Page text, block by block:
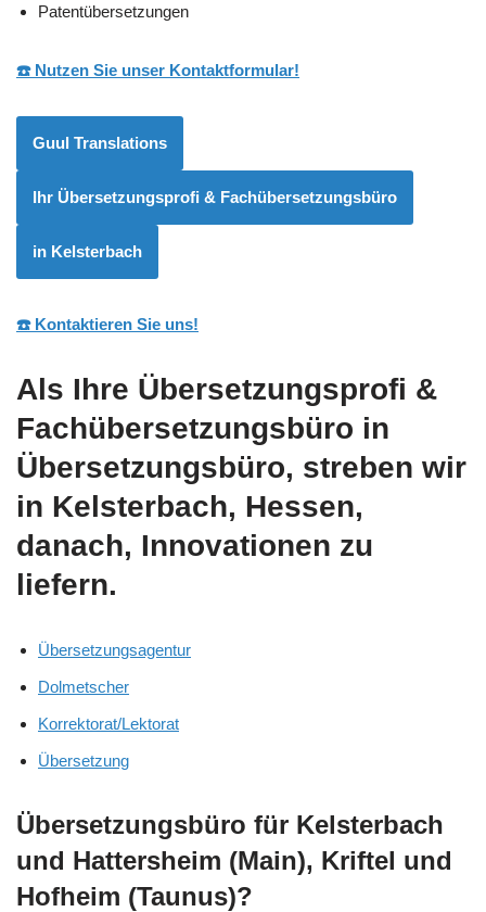
Patentübersetzungen
☎️ Nutzen Sie unser Kontaktformular!
Guul Translations
Ihr Übersetzungsprofi & Fachübersetzungsbüro
in Kelsterbach
☎️ Kontaktieren Sie uns!
Als Ihre Übersetzungsprofi &
Fachübersetzungsbüro in
Übersetzungsbüro, streben wir
in Kelsterbach, Hessen,
danach, Innovationen zu
liefern.
Übersetzungsagentur
Dolmetscher
Korrektorat/Lektorat
Übersetzung
Übersetzungsbüro für Kelsterbach
und Hattersheim (Main), Kriftel und
Hofheim (Taunus)?